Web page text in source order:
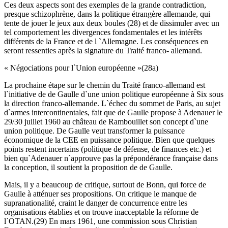
Ces deux aspects sont des exemples de la grande contradiction,
presque schizophrène, dans la politique étrangère allemande, qui
tente de jouer le jeux aux deux boules (28) et de dissimuler avec un
tel comportement les divergences fondamentales et les intérêts
différents de la France et de l `Allemagne. Les conséquences en
seront ressenties après la signature du Traité franco- allemand.
« Négociations pour l`Union européenne »(28a)
La prochaine étape sur le chemin du Traité franco-allemand est
l`initiative de de Gaulle d`une union politique européenne à Six sous
la direction franco-allemande. L`échec du sommet de Paris, au sujet
d`armes intercontinentales, fait que de Gaulle propose à Adenauer le
29/30 juillet 1960 au château de Rambouillet son concept d`une
union politique. De Gaulle veut transformer la puissance
économique de la CEE en puissance politique. Bien que quelques
points restent incertains (politique de défense, de finances etc.) et
bien qu`Adenauer n`approuve pas la prépondérance française dans
la conception, il soutient la proposition de de Gaulle.
Mais, il y a beaucoup de critique, surtout de Bonn, qui force de
Gaulle à atténuer ses propositions. On critique le manque de
supranationalité, craint le danger de concurrence entre les
organisations établies et on trouve inacceptable la réforme de
l`OTAN.(29) En mars 1961, une commission sous Christian